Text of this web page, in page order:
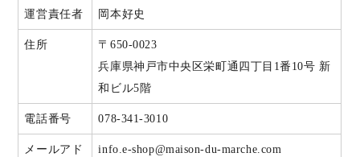
運営責任者 岡本好史
住所
〒650-0023
兵庫県神戸市中央区栄町通四丁目1番10号 新
和ビル5階
電話番号 078-341-3010
メールアド
info.e-shop@maison-du-marche.com